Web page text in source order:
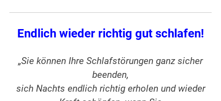
Endlich wieder richtig gut schlafen!
„Sie können Ihre Schlafstörungen ganz sicher
beenden,
sich Nachts endlich richtig erholen und wieder